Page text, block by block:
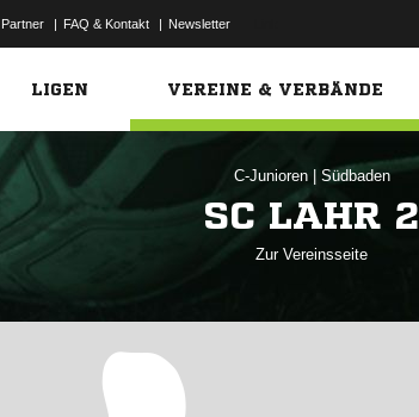
Partner | FAQ & Kontakt | Newsletter
LIGEN VEREINE & VERBÄNDE
C-Junioren Südbaden
SC LAHR 2
Zur Vereinsseite